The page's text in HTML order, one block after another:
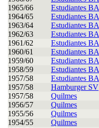
1965/66
Estudiantes BA
1964/65
Estudiantes BA
1963/64
Estudiantes BA
1962/63
Estudiantes BA
1961/62
Estudiantes BA
1960/61
Estudiantes BA
1959/60
Estudiantes BA
1958/59
Estudiantes BA
1957/58
Estudiantes BA
1957/58
Hamburger SV
1957/58
Quilmes
1956/57
Quilmes
1955/56
Quilmes
1954/55
Quilmes